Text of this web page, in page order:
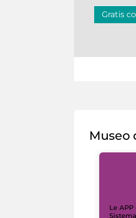
Gratis
Museo
Le APP